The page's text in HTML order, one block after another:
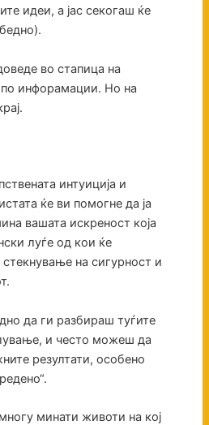
идеи, а јас секогаш ќе
во стапица на
по инфорамации. Но на
интуиција и
ќе ви помогне да ја
вашата искреност која
луѓе од кои ќе
на сигурност и
да ги разбираш туѓите
и често можеш да
резултати, особено
минати животи на кој